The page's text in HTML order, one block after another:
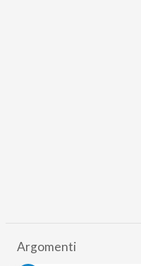
Argomenti